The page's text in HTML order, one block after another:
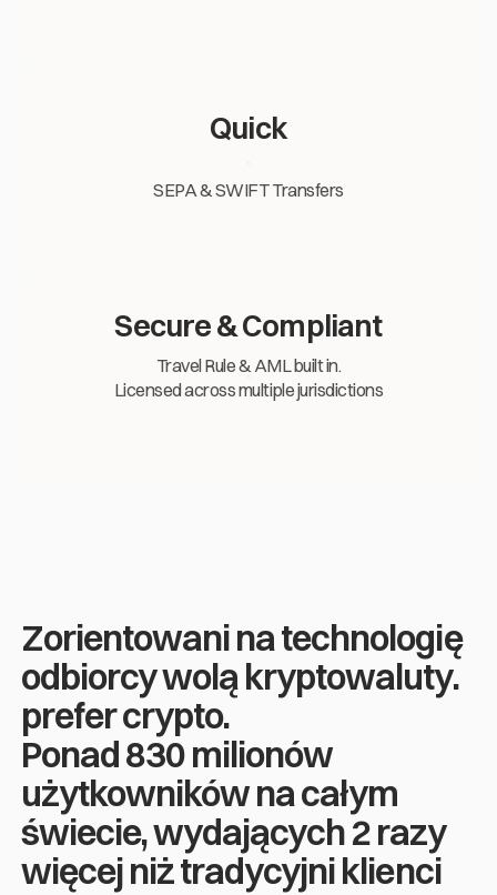
Quick
SEPA & SWIFT Transfers
Secure & Compliant
Travel Rule & AML built in.
Licensed across multiple jurisdictions
Zorientowani na technologię
odbiorcy wolą kryptowaluty.
prefer crypto.
Ponad 830 milionów
użytkowników na całym
świecie, wydających 2 razy
więcej niż tradycyjni klienci